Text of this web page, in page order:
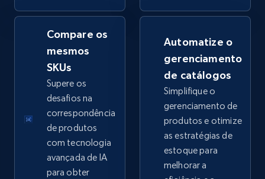
2.5K+ 359+
eBay - Collect records by category
URL, Product id, Title, Seller name, Seller rating,
Seller reviews, Breadcrumbs, Root category, and
Comece agora
Compare os
mesmos
SKUs
Supere os
desafios na
correspondência
de produtos
com tecnologia
avançada de IA
para obter
Automatize o
gerenciamento
de catálogos
Simplifique o
gerenciamento de
produtos e otimize
as estratégias de
estoque para
melhorar a